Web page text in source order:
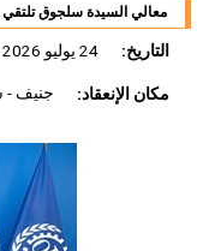
معالي السيدة سلجوق تلتقي
التاريخ:
24 يوليو 2026
مكان الإنعقاد:
جنيف -